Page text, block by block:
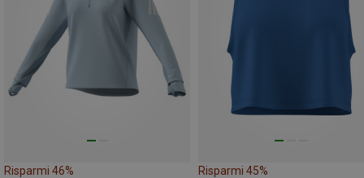
Risparmi 46% Risparmi 45%